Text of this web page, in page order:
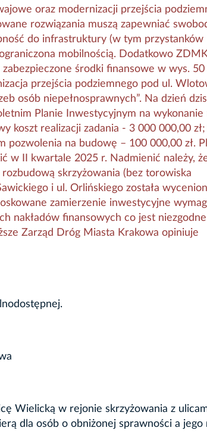
oraz modernizacji przejścia
rozwiązania muszą zapewniać
do infrastruktury (w tym przystanków
mobilnością. Dodatkowo
środki finansowe w wys. 50
przejścia podziemnego pod ul.
osób niepełnosprawnych”. Na dzień
Planie Inwestycyjnym na wykonanie
koszt realizacji zadania - 3 000 000,00 zł;
na budowę – 100 000,00 zł.
w II kwartale 2025 r. Nadmienić należy,
skrzyżowania (bez torowiska
i ul. Orlińskiego została
zamierzenie inwestycyjne
nakładów finansowych co jest
Zarząd Dróg Miasta Krakowa opiniuje
Wielicką w rejonie skrzyżowania z
dla osób o obniżonej sprawności a jego